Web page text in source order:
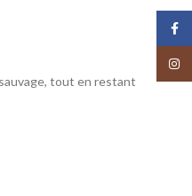
tout en restant